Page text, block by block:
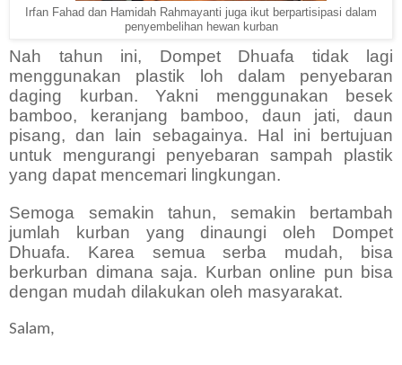
Irfan Fahad dan Hamidah Rahmayanti juga ikut berpartisipasi dalam
penyembelihan hewan kurban
Nah tahun ini, Dompet Dhuafa tidak lagi
menggunakan plastik loh dalam penyebaran
daging kurban. Yakni menggunakan besek
bamboo, keranjang bamboo, daun jati, daun
pisang, dan lain sebagainya. Hal ini bertujuan
untuk mengurangi penyebaran sampah plastik
yang dapat mencemari lingkungan.
Semoga semakin tahun, semakin bertambah
jumlah kurban yang dinaungi oleh Dompet
Dhuafa. Karea semua serba mudah, bisa
berkurban dimana saja. Kurban online pun bisa
dengan mudah dilakukan oleh masyarakat.
Salam,